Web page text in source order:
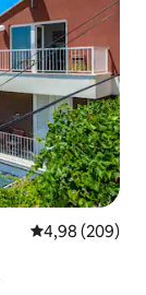
4,98 av 5 i
4,98 (209)